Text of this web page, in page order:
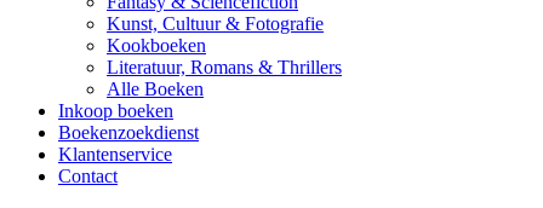
Kunst, Cultuur & Fotografie
Kookboeken
Literatuur, Romans & Thrillers
Alle Boeken
Inkoop boeken
Boekenzoekdienst
Klantenservice
Contact